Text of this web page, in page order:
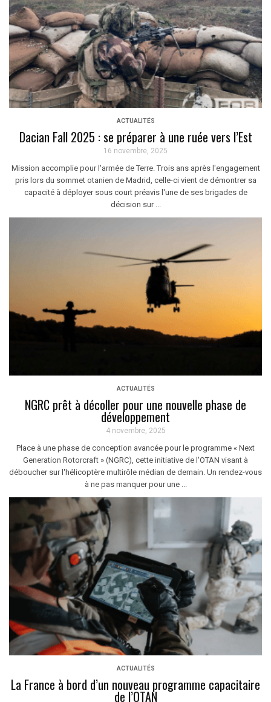
ACTUALITÉS
Dacian Fall 2025 : se préparer à une ruée vers l’Est
16 novembre, 2025
Mission accomplie pour l'armée de Terre. Trois ans après l'engagement
pris lors du sommet otanien de Madrid, celle-ci vient de démontrer sa
capacité à déployer sous court préavis l'une de ses brigades de
décision sur ...
ACTUALITÉS
NGRC prêt à décoller pour une nouvelle phase de
développement
4 novembre, 2025
Place à une phase de conception avancée pour le programme « Next
Generation Rotorcraft » (NGRC), cette initiative de l'OTAN visant à
déboucher sur l'hélicoptère multirôle médian de demain. Un rendez-vous
à ne pas manquer pour une ...
ACTUALITÉS
La France à bord d’un nouveau programme capacitaire
de l’OTAN